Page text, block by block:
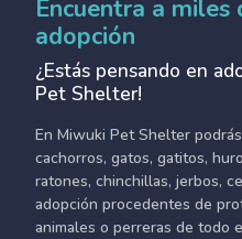
Encuentra a miles
adopción
¿Estás pensando en
Pet Shelter!
En Miwuki Pet Shelter
cachorros, gatos, gatitos,
ratones, chinchillas, jerbos,
adopción procedentes de
animales o perreras de todo